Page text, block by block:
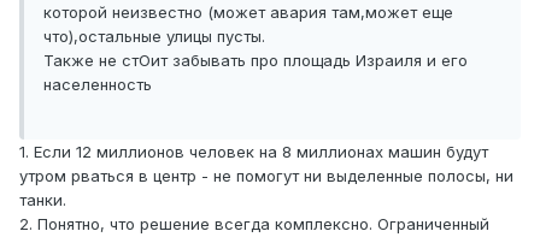
которой неизвестно (может авария там,может еще
что),остальные улицы пусты.
Также не стОит забывать про площадь Израиля и его
населенность
1. Если 12 миллионов человек на 8 миллионах машин будут
утром рваться в центр - не помогут ни выделенные полосы, ни
танки.
2. Понятно, что решение всегда комплексно. Ограниченный